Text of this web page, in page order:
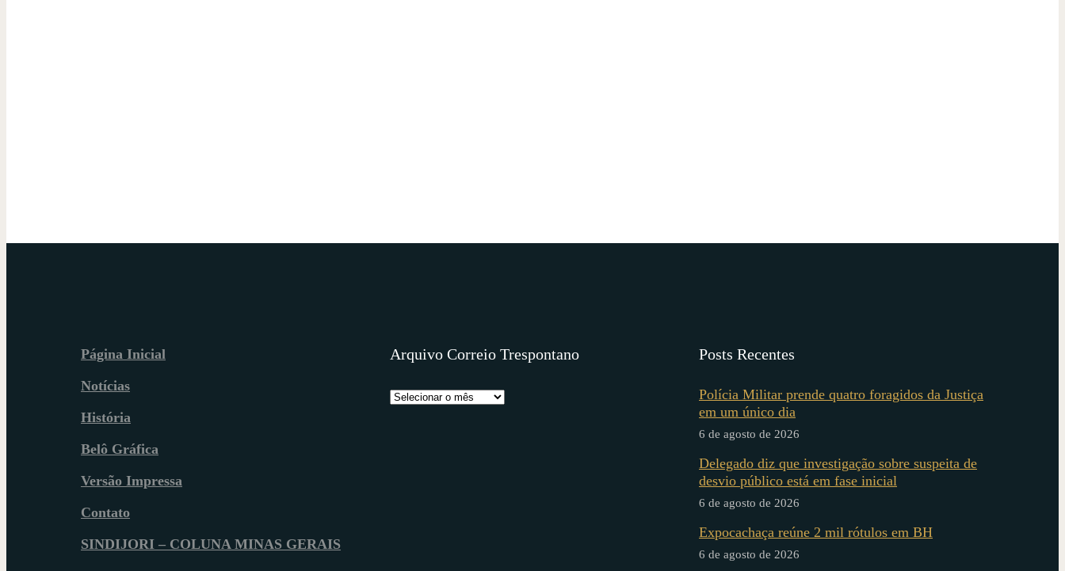
Página Inicial
Notícias
História
Belô Gráfica
Versão Impressa
Contato
SINDIJORI – COLUNA MINAS GERAIS
Arquivo Correio Trespontano Posts Recentes
Polícia Militar prende quatro foragidos da Justiça
em um único dia
6 de agosto de 2026
Delegado diz que investigação sobre suspeita de
desvio público está em fase inicial
6 de agosto de 2026
Expocachaça reúne 2 mil rótulos em BH
6 de agosto de 2026